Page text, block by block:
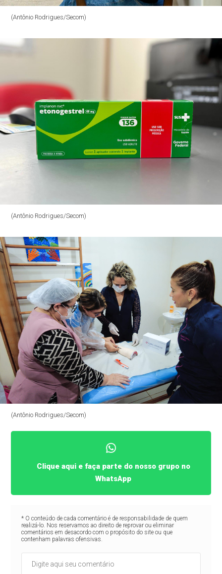
(Antônio Rodrigues/Secom)
(Antônio Rodrigues/Secom)
(Antônio Rodrigues/Secom)
Clique aqui e faça parte do nosso grupo no
WhatsApp
* O conteúdo de cada comentário é de responsabilidade de quem
realizá-lo. Nos reservamos ao direito de reprovar ou eliminar
comentários em desacordo com o propósito do site ou que
contenham palavras ofensivas.